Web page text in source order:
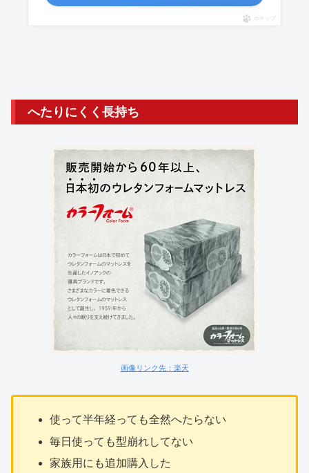
ポチップ
へたりにくく長持ち
画像リンク先：楽天
使って半年経っても全然へたらない
毎日使っても型崩れしてない
家族用にも追加購入した